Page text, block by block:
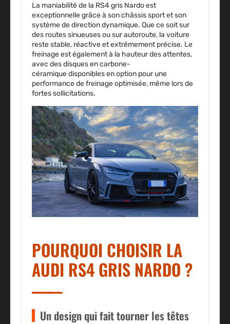
La maniabilité de la RS4gris Nardo est
exceptionnelle grâce à son châssis sport et son
système de direction dynamique. Que ce soit sur
des routes sinueuses ou sur autoroute, la voiture
reste stable, réactive et extrêmement précise. Le
freinage est également à la hauteur des attentes,
avec desdisques en carbone-
céramiquedisponibles en option pour une
performance de freinage optimisée, même lors de
fortes sollicitations.
POURQUOI CHOISIR LA
AUDI RS4 GRIS NARDO ?
Un design qui fait tourner les têtes